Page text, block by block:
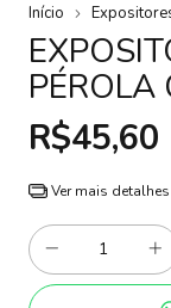
Início
PÉROLA
R$45,60
Ver mais detalhes